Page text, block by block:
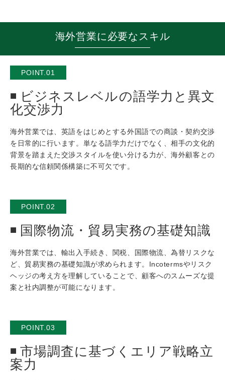
海外営業に必要なスキル
POINT.01
ビジネスレベルの語学力と異文
化交渉力
海外営業では、英語をはじめとする外国語での商談・契約交渉
を日常的に行います。単なる語学力だけでなく、相手の文化的
背景を踏まえた交渉スタイルを使い分ける力が、海外顧客との
長期的な信頼関係構築に不可欠です。
POINT.02
国際物流・貿易実務の基礎知識
海外営業では、輸出入手続き、関税、国際物流、為替リスクな
ど、貿易実務の基礎知識が求められます。Incotermsやリスク
ヘッジの考え方を理解していることで、顧客へのスムーズな提
案と社内調整が可能になります。
POINT.03
市場調査に基づくエリア戦略立
案力